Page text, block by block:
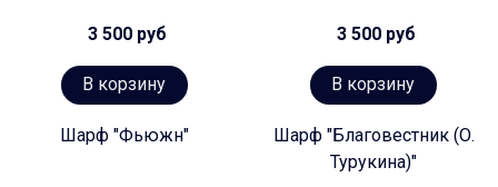
3 500 руб
В корзину
Шарф "Фьюжн"
3 500 руб
В корзину
Шарф "Благовестник (О.
Турукина)"